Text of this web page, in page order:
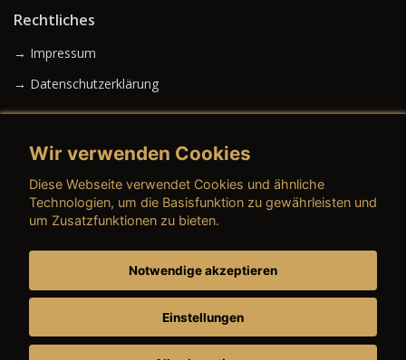
Rechtliches
→ Impressum
→ Datenschutzerklärung
→ AGB (Gebrauchtwagen)
→ AGB (Dienstleistungen)
Wir verwenden Cookies
Diese Webseite verwendet Cookies und ähnliche
Technologien, um die Basisfunktion zu gewährleisten und
um Zusatzfunktionen zu bieten.
Notwendige akzeptieren
Einstellungen